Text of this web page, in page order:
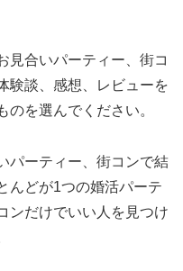
見合いパーティー、街コ
験談、感想、レビューを
を選んでください。
パーティー、街コンで結
んどが1つの婚活パーテ
ンだけでいい人を見つけ